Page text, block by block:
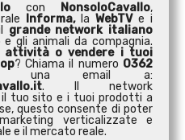
con NonsoloCavallo,
Informa,laWebTVe i
grande network italiano
gli animali da compagnia.
attività ovendere i tuoi
? Chiama il numero 0362
email a:
. Il network
il tuo sito e i tuoi prodotti a
questo consente di poter
verticalizzate e
e il mercato reale.